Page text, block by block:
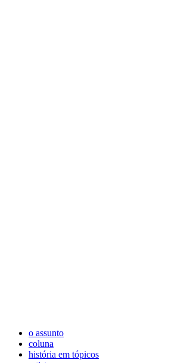
o assunto
coluna
história em tópicos